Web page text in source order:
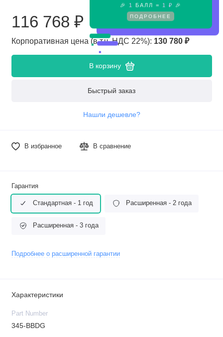
🎉
1 БАЛЛ = 1 ₽ 🎉
ПОДРОБНЕЕ
116 768 ₽
Корпоративная цена (в т.ч. НДС 22%): 130 780 ₽
В корзину
Быстрый заказ
Нашли дешевле?
В избранное В сравнение
Гарантия
Стандартная - 1 год Расширенная - 2 года
Расширенная - 3 года
Подробнее о расширенной гарантии
Характеристики
Part Number
345-BBDG